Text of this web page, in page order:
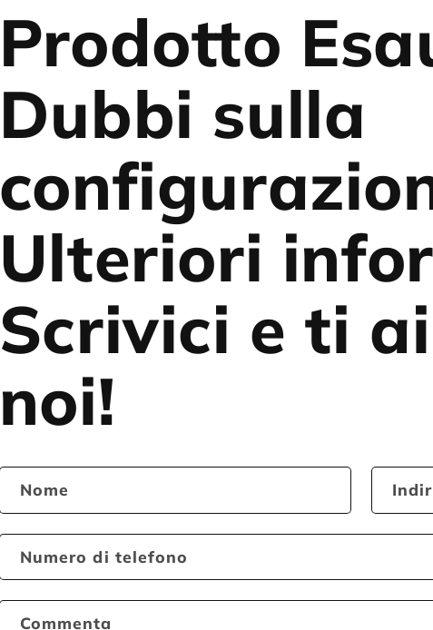
Prodotto
Dubbi sulla
Ulteriori
Scrivici e ti
noi!
Nome
Numero di telefono
Commenta